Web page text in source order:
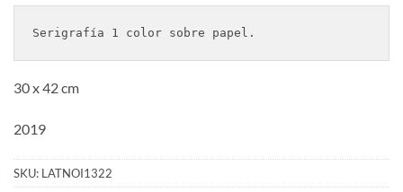
Serigrafía 1 color sobre papel.
30 x 42 cm
2019
SKU: LATNOI1322